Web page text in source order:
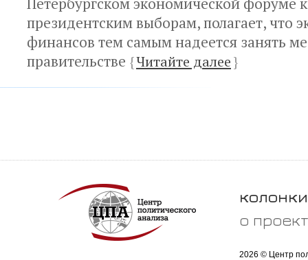
президентским выборам, полагает, что
финансов тем самым надеется занять
правительстве {Читайте далее}
колонки
о
2026 © Центр